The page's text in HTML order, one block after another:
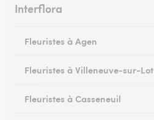
Interflora
Fleuristes à Agen
Fleuristes à Villeneuve-sur-Lot
Fleuristes à Casseneuil